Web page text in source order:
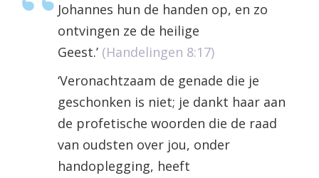
Johannes hun de handen op, en zo
ontvingen ze de heilige
Geest.’ (Handelingen 8:17)
‘Veronachtzaam de genade die je
geschonken is niet; je dankt haar aan
de profetische woorden die de raad
van oudsten over jou, onder
handoplegging, heeft